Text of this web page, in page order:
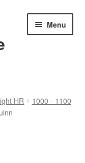
Menu
HR
1000 - 1100